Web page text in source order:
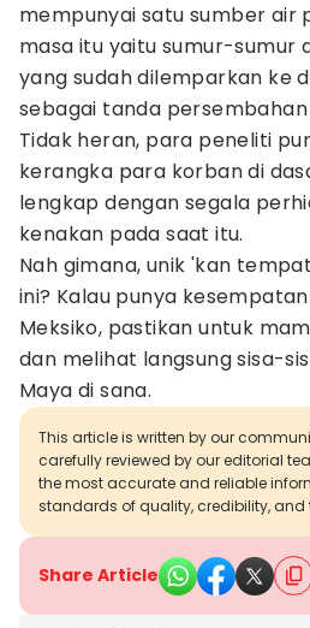
mempunyai satu sumber air
masa itu yaitu sumur-sumur
yang sudah dilemparkan ke
sebagai tanda
Tidak heran, para peneliti
kerangka para korban di
lengkap dengan segala
kenakan pada saat itu.
Nah gimana, unik 'kan
ini? Kalau punya
Meksiko, pastikan untuk
dan melihat langsung sisa-
Maya di sana.
This article is written by our
carefully reviewed by our editorial
the most accurate and reliable
standards of quality, credibility, and
Share Article